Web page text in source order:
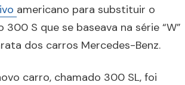
americano para substituir o
300 S que se baseava na série “W”
dos carros Mercedes-Benz.
carro, chamado 300 SL, foi